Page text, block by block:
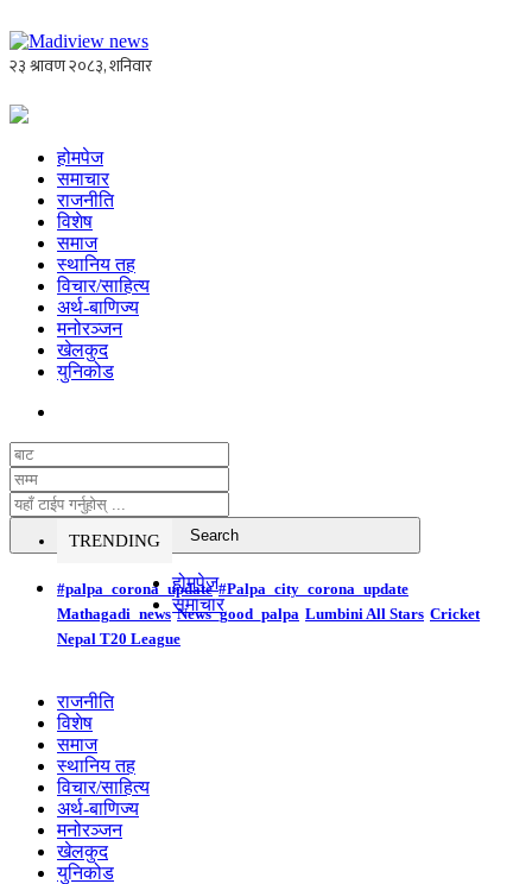
होमपेज
समाचार
राजनीति
विशेष
समाज
स्थानिय तह
विचार/साहित्य
अर्थ-बाणिज्य
मनोरञ्जन
खेलकुद
युनिकोड
TRENDING
#palpa_corona_update #Palpa_city_corona_update
Mathagadi_news News_good_palpa Lumbini All Stars Cricket
Nepal T20 League
होमपेज
समाचार
राजनीति
विशेष
समाज
स्थानिय तह
विचार/साहित्य
अर्थ-बाणिज्य
मनोरञ्जन
खेलकुद
युनिकोड